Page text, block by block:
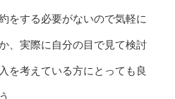
をする必要がないので気軽に
、実際に自分の目で見て検討
を考えている方にとっても良